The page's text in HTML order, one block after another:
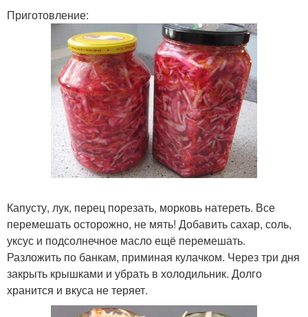
Приготовление:
Капусту, лук, перец порезать, морковь натереть. Все
перемешать осторожно, не мять! Добавить сахар, соль,
уксус и подсолнечное масло ещё перемешать.
Разложить по банкам, приминая кулачком. Через три дня
закрыть крышками и убрать в холодильник. Долго
хранится и вкуса не теряет.